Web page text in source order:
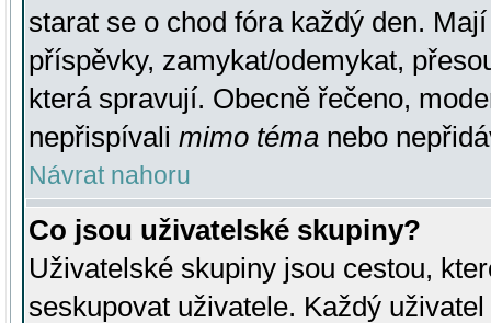
starat se o chod fóra každý den.
příspěvky, zamykat/odemykat,
která spravují. Obecně řečeno,
nepřispívali mimo téma nebo
Návrat nahoru
Co jsou uživatelské skupiny?
Uživatelské skupiny jsou cestou,
seskupovat uživatele. Každý